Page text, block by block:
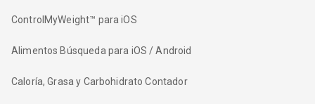
ControlMyWeight™ para iOS
Alimentos Búsqueda para iOS / Android
Caloría, Grasa y Carbohidrato Contador